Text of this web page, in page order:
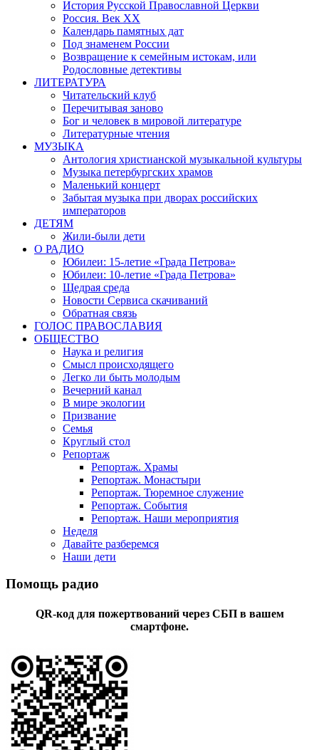
История Русской Православной Церкви
Россия. Век ХХ
Календарь памятных дат
Под знаменем России
Возвращение к семейным истокам, или
Родословные детективы
ЛИТЕРАТУРА
Читательский клуб
Перечитывая заново
Бог и человек в мировой литературе
Литературные чтения
МУЗЫКА
Антология христианской музыкальной культуры
Музыка петербургских храмов
Маленький концерт
Забытая музыка при дворах российских
императоров
ДЕТЯМ
Жили-были дети
О РАДИО
Юбилеи: 15-летие «Града Петрова»
Юбилеи: 10-летие «Града Петрова»
Щедрая среда
Новости Сервиса скачиваний
Обратная связь
ГОЛОС ПРАВОСЛАВИЯ
ОБЩЕСТВО
Наука и религия
Смысл происходящего
Легко ли быть молодым
Вечерний канал
В мире экологии
Призвание
Семья
Круглый стол
Репортаж
Репортаж. Храмы
Репортаж. Монастыри
Репортаж. Тюремное служение
Репортаж. События
Репортаж. Наши мероприятия
Неделя
Давайте разберемся
Наши дети
Помощь радио
QR-код для пожертвований через СБП в вашем
смартфоне.